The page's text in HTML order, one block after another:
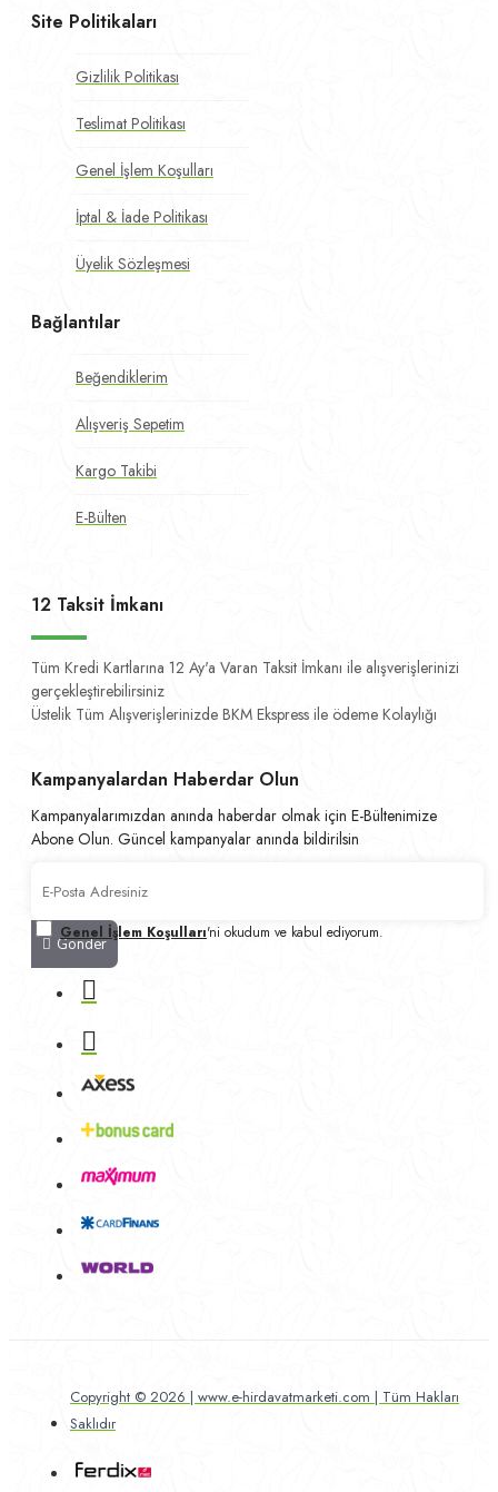
Site Politikaları
Gizlilik Politikası
Teslimat Politikası
Genel İşlem Koşulları
İptal & İade Politikası
Üyelik Sözleşmesi
Bağlantılar
Beğendiklerim
Alışveriş Sepetim
Kargo Takibi
E-Bülten
12 Taksit İmkanı
Tüm Kredi Kartlarına 12 Ay'a Varan Taksit İmkanı ile alışverişlerinizi
gerçekleştirebilirsiniz
Üstelik Tüm Alışverişlerinizde BKM Ekspress ile ödeme Kolaylığı
Kampanyalardan Haberdar Olun
Kampanyalarımızdan anında haberdar olmak için E-Bültenimize
Abone Olun. Güncel kampanyalar anında bildirilsin
Gönder
Genel İşlem Koşulları'ni okudum ve kabul ediyorum.
Copyright © 2026 | www.e-hirdavatmarketi.com | Tüm Hakları
Saklıdır